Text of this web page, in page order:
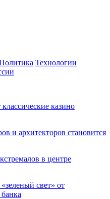
Технологии
казино
и архитекторов становится
в центре
свет» от